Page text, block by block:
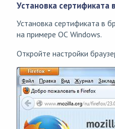
Установка сертификата
Установка сертификата в
на примере ОС Windows.
Откройте настройки